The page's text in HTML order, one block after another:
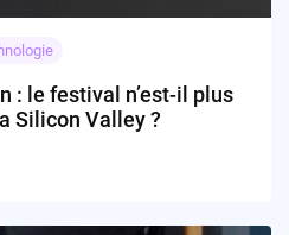
: le festival n’est-il plus
Silicon Valley ?